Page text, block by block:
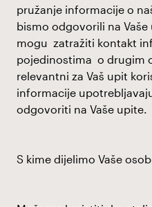
pružanje informacije o
bismo odgovorili na
mogu zatražiti kontakt
pojedinostima o drugim
relevantni za Vaš upit
informacije
odgovoriti na Vaše upite.
S kime dijelimo Vaše